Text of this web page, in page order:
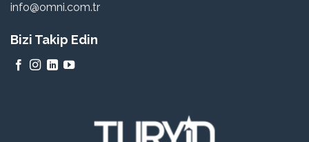
info@omni.com.tr
Bizi Takip Edin